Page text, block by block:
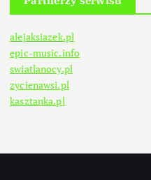
alejaksiazek.pl
epic-music.info
swiatlanocy.pl
zycienawsi.pl
kasztanka.pl